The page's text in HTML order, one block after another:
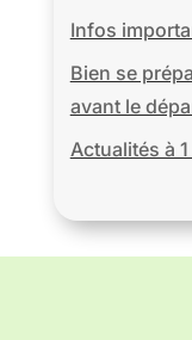
Infos
Bien se
avant le
Actualités à